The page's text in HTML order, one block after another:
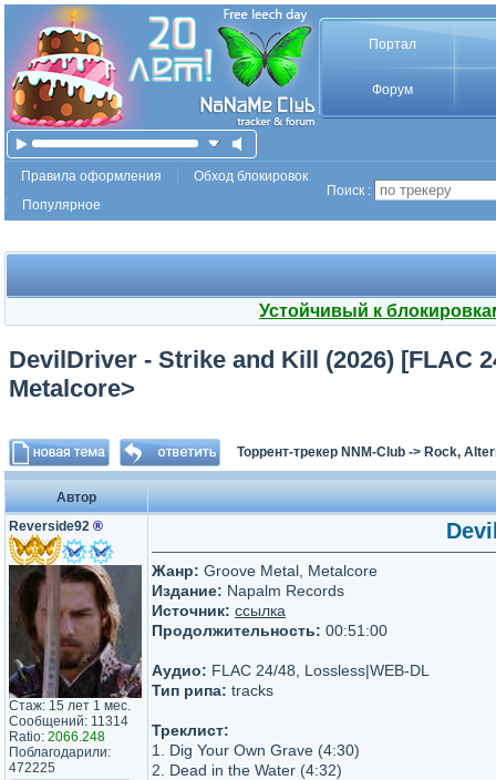
Портал
Форум
Правила оформления
Обход блокировок
Популярное
Поиск :
Устойчивый к
DevilDriver - Strike and Kill (2026) [FLAC
Metalcore>
Торрент-трекер NNM-Club -> Rock,
Автор
Reverside92 ®
Стаж: 15 лет 1 мес.
Сообщений: 11314
Ratio: 2066.248
Поблагодарили:
472225
Жанр: Groove Metal, Metalcore
Издание: Napalm Records
Источник: ссылка
Продолжительность: 00:51:00
Аудио: FLAC 24/48, Lossless|WEB-DL
Тип рипа: tracks
Треклист:
1. Dig Your Own Grave (4:30)
2. Dead in the Water (4:32)